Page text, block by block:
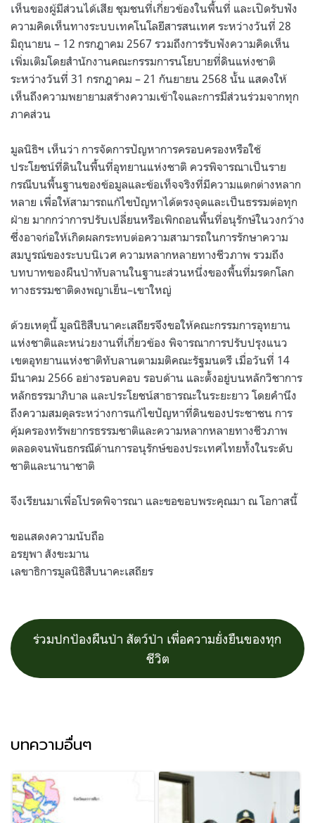
เห็นของผู้มีส่วนได้เสีย ชุมชนที่เกี่ยวข้องในพื้นที่ และเปิดรับฟัง
ความคิดเห็นทางระบบเทคโนโลยีสารสนเทศ ระหว่างวันที่ 28
มิถุนายน – 12 กรกฎาคม 2567 รวมถึงการรับฟังความคิดเห็น
เพิ่มเติมโดยสำนักงานคณะกรรมการนโยบายที่ดินแห่งชาติ
ระหว่างวันที่ 31 กรกฎาคม – 21 กันยายน 2568 นั้น แสดงให้
เห็นถึงความพยายามสร้างความเข้าใจและการมีส่วนร่วมจากทุก
ภาคส่วน
มูลนิธิฯ เห็นว่า การจัดการปัญหาการครอบครองหรือใช้
ประโยชน์ที่ดินในพื้นที่อุทยานแห่งชาติ ควรพิจารณาเป็นราย
กรณีบนพื้นฐานของข้อมูลและข้อเท็จจริงที่มีความแตกต่างหลาก
หลาย เพื่อให้สามารถแก้ไขปัญหาได้ตรงจุดและเป็นธรรมต่อทุก
ฝ่าย มากกว่าการปรับเปลี่ยนหรือเพิกถอนพื้นที่อนุรักษ์ในวงกว้าง
ซึ่งอาจก่อให้เกิดผลกระทบต่อความสามารถในการรักษาความ
สมบูรณ์ของระบบนิเวศ ความหลากหลายทางชีวภาพ รวมถึง
บทบาทของผืนป่าทับลานในฐานะส่วนหนึ่งของพื้นที่มรดกโลก
ทางธรรมชาติดงพญาเย็น–เขาใหญ่
ด้วยเหตุนี้ มูลนิธิสืบนาคะเสถียรจึงขอให้คณะกรรมการอุทยาน
แห่งชาติและหน่วยงานที่เกี่ยวข้อง พิจารณาการปรับปรุงแนว
เขตอุทยานแห่งชาติทับลานตามมติคณะรัฐมนตรี เมื่อวันที่ 14
มีนาคม 2566 อย่างรอบคอบ รอบด้าน และตั้งอยู่บนหลักวิชาการ
หลักธรรมาภิบาล และประโยชน์สาธารณะในระยะยาว โดยคำนึง
ถึงความสมดุลระหว่างการแก้ไขปัญหาที่ดินของประชาชน การ
คุ้มครองทรัพยากรธรรมชาติและความหลากหลายทางชีวภาพ
ตลอดจนพันธกรณีด้านการอนุรักษ์ของประเทศไทยทั้งในระดับ
ชาติและนานาชาติ
จึงเรียนมาเพื่อโปรดพิจารณา และขอขอบพระคุณมา ณ โอกาสนี้
ขอแสดงความนับถือ
อรยุพา สังขะมาน
เลขาธิการมูลนิธิสืบนาคะเสถียร
ร่วมปกป้องผืนป่า สัตว์ป่า เพื่อความยั่งยืนของทุก
ชีวิต
บทความอื่นๆ